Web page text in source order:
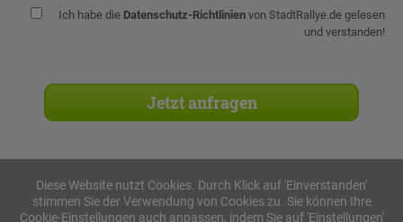
Ich habe die Datenschutz-Richtlinien von StadtRallye.de gelesen
und verstanden!
Stadtrallyes
Diese Website nutzt Cookies. Durch Klick auf 'Einverstanden'
stimmen Sie der Verwendung von Cookies zu. Sie können Ihre
Cookie-Einstellungen auch anpassen, indem Sie auf 'Einstellungen'